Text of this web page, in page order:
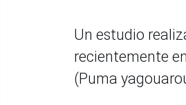
Un estudio
recientemente
(Puma